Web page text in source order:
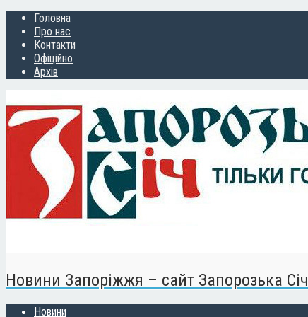
Головна
Про нас
Контакти
Офіційно
Архів
Новини Запоріжжя – сайт Запорозька Січ
Новини